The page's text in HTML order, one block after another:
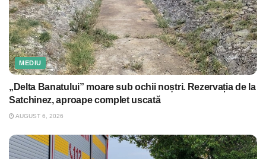
MEDIU
„Delta Banatului” moare sub ochii noștri. Rezervația de la
Satchinez, aproape complet uscată
AUGUST 6, 2026